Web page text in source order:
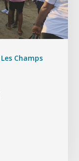
Les Champs